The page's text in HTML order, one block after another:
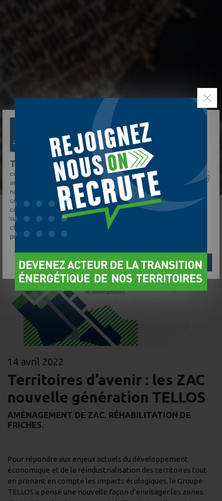
14 avril 2022
Territoires d’avenir : les ZAC
nouvelle génération TELLOS
AMÉNAGEMENT DE ZAC. RÉHABILITATION DE
FRICHES.
Pour répondre aux enjeux actuels du développement
économique et de la réindustrialisation des territoires tout
en prenant en compte les impacts écologiques, le Groupe
TELLOS a pensé une nouvelle façon d’envisager les zones
TELLOS
et des sociétés tierces utilisent des
cookies sur
tellos.fr pour personnaliser le contenu, les
annonces, et analyser le trafic. Vos données de
navigation peuvent être collectées et utilisées par
ces tiers. Vous pouvez donner ou retirer votre
consentement globalement ou par finalité en cliquant
sur "Accepter", "Refuser" ou "Gérer mes choix". Votre
choix est conservé pendant 6 mois. Consultez notre
politique de cookies pour plus d'informations.
Accepter
Refuser
Gérer mes choix